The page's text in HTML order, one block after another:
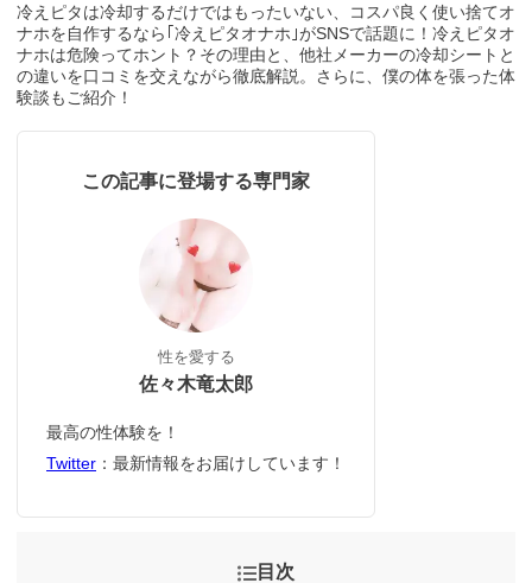
冷えピタは冷却するだけではもったいない、コスパ良く使い捨てオ
ナホを自作するなら｢冷えピタオナホ｣がSNSで話題に！冷えピタオ
ナホは危険ってホント？その理由と、他社メーカーの冷却シートと
の違いを口コミを交えながら徹底解説。さらに、僕の体を張った体
験談もご紹介！
この記事に登場する専門家
性を愛する
佐々木竜太郎
最高の性体験を！
Twitter ：最新情報をお届けしています！
目次